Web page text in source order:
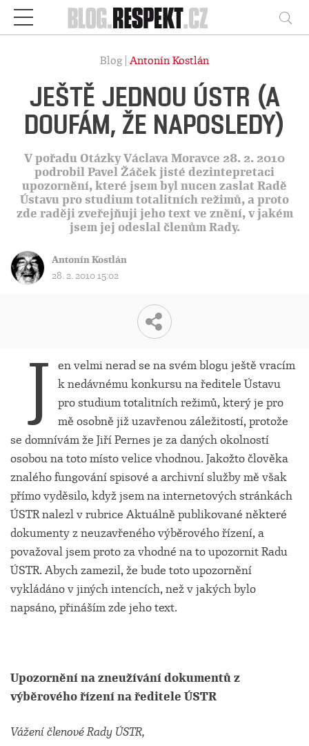
Respekt
Blog | Antonín Kostlán
JEŠTĚ JEDNOU ÚSTR (A
DOUFÁM, ŽE NAPOSLEDY)
V pořadu Otázky Václava Moravce 28. 2. 2010
podrobil Pavel Žáček jisté dezintepretaci
upozornění, které jsem byl nucen zaslat Radě
Ústavu pro studium totalitních režimů, a proto
zde raději zveřejňuji jeho text ve znění, v jakém
jsem jej odeslal členům Rady.
Antonín Kostlán
28. 2. 2010 15:02
J
en velmi nerad se na svém blogu ještě vracím
k nedávnému konkursu na ředitele Ústavu
pro studium totalitních režimů, který je pro
mě osobně již uzavřenou záležitostí, protože
se domnívám že Jiří Pernes je za daných okolností
osobou na toto místo velice vhodnou. Jakožto člověka
znalého fungování spisové a archivní služby mě však
přímo vyděsilo, když jsem na internetových stránkách
ÚSTR nalezl v rubrice Aktuálně publikované některé
dokumenty z neuzavřeného výběrového řízení, a
považoval jsem proto za vhodné na to upozornit Radu
ÚSTR. Abych zamezil, že bude toto upozornění
vykládáno v jiných intencích, než v jakých bylo
napsáno, přináším zde jeho text.
Upozornění na zneužívání dokumentů z
výběrového řízení na ředitele ÚSTR
Vážení členové Rady ÚSTR,